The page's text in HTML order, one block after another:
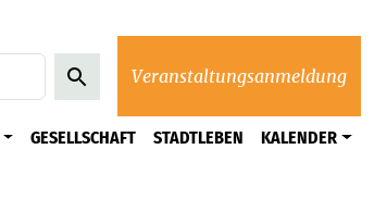
Veranstaltungsanmeldung
GESELLSCHAFT STADTLEBEN KALENDER